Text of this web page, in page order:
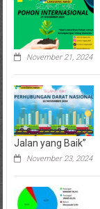
November 21, 2024
Jalan yang Baik”
November 23, 2024